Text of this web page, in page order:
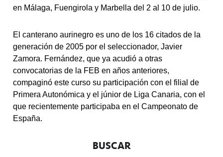
en Málaga, Fuengirola y Marbella del 2 al 10 de julio.
El canterano aurinegro es uno de los 16 citados de la
generación de 2005 por el seleccionador, Javier
Zamora. Fernández, que ya acudió a otras
convocatorias de la FEB en años anteriores,
compaginó este curso su participación con el filial de
Primera Autonómica y el júnior de Liga Canaria, con el
que recientemente participaba en el Campeonato de
España.
BUSCAR